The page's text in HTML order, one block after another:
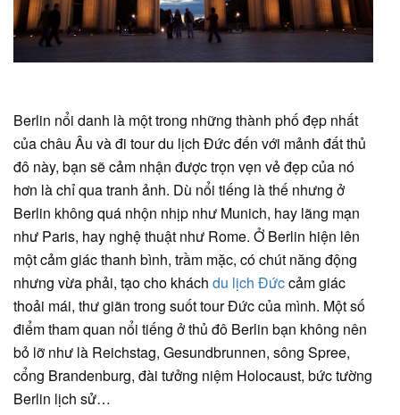
Berlin nổi danh là một trong những thành phố đẹp nhất
của châu Âu và đi tour du lịch Đức đến với mảnh đất thủ
đô này, bạn sẽ cảm nhận được trọn vẹn vẻ đẹp của nó
hơn là chỉ qua tranh ảnh. Dù nổi tiếng là thế nhưng ở
Berlin không quá nhộn nhịp như Munich, hay lãng mạn
như Paris, hay nghệ thuật như Rome. Ở Berlin hiện lên
một cảm giác thanh bình, trầm mặc, có chút năng động
nhưng vừa phải, tạo cho khách du lịch Đứccảm giác
thoải mái, thư giãn trong suốt tour Đức của mình. Một số
điểm tham quan nổi tiếng ở thủ đô Berlin bạn không nên
bỏ lỡ như là Reichstag, Gesundbrunnen, sông Spree,
cổng Brandenburg, đài tưởng niệm Holocaust, bức tường
Berlin lịch sử…